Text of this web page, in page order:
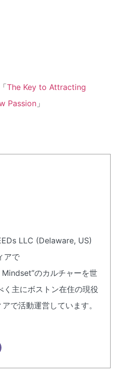
The Key to Attracting
Passion 」
LLC (Delaware, US)
アで
のカルチャーを世
く主にボストン在住の現役
で活動運営しています。